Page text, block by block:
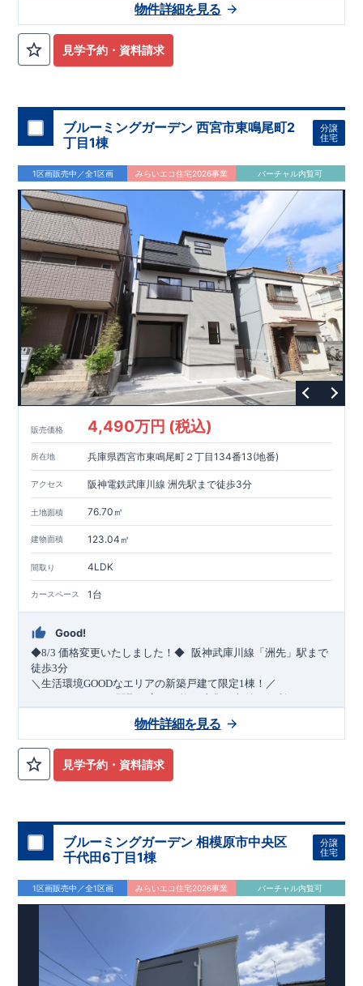
見学予約・資料請求
物件詳細を見る
ブルーミングガーデン 西宮市東鳴尾町2
丁目1棟
分譲
住宅
1区画販売中／全1区画 みらいエコ住宅2026事業 バーチャル内覧可
販売価格 4,490万円 (税込)
所在地 兵庫県西宮市東鳴尾町２丁目134番13(地番)
アクセス 阪神電鉄武庫川線 洲先駅まで徒歩3分
土地面積 76.70㎡
建物面積 123.04㎡
間取り 4LDK
カースペース 1台
Good!
◆8/3 価格変更いたしました！◆ ​阪神武庫川線 「洲先」駅まで
徒歩3分
＼生活環境GOODなエリアの新築戸建て限定1棟！／
・2部屋から行き来できる
・デザインと機能性を兼ね備えたオープンサニタリー
リビング全体を見渡せる
​
ーパー）徒歩10分 約787ｍ)​
・網戸
↓クリックすると特設ページにジャンプします↓
2024 年グッドデザイン賞 プロジェクト同時受賞
せる道」 ○第18回キッズデザイン賞受賞 ・2024年、東栄住宅
の新たな空間提案 「マルチエント ランス」が受賞いたしまし
た！
耐震等級最高等級3 ・数百年に一度の地震に耐える力
倍の耐震性！
ー採用で安心！ ○BELS ・エコ住宅としての性能評価を全号棟
が取得しています！ ○住宅性能評価ダブル取得 ・『設計』住
ております。
・『建設』住宅性能評価…評価を受けた図面通
りに施工されているか、建設までに計4回チェックが行われま
す。
平日・休日ご内覧可能です！
ぜひお気軽にお問い合わせください♪ 西宮営業所 TEL
0798-
38-1246​(定休日：火・水・年末年始
見学予約・資料請求
物件詳細を見る
ブルーミングガーデン 相模原市中央区
千代田6丁目1棟
分譲
住宅
1区画販売中／全1区画 みらいエコ住宅2026事業 バーチャル内覧可